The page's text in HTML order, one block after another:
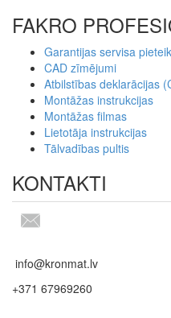
FAKRO
Garantijas servisa
CAD zīmējumi
Atbilstības deklarācijas
Montāžas instrukcijas
Montāžas filmas
Lietotāja instrukcijas
Tālvadības pultis
KONTAKTI
info@kronmat.lv
+371 67969260